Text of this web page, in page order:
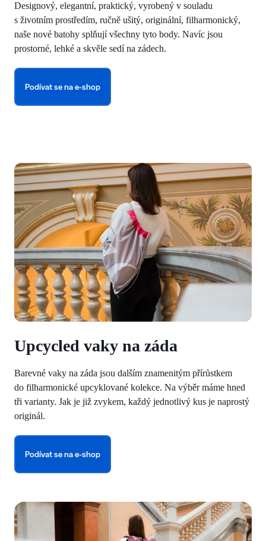
Designový, elegantní, praktický, vyrobený v souladu
s životním prostředím, ručně ušitý, originální, filharmonický,
naše nové batohy splňují všechny tyto body. Navíc jsou
prostorné, lehké a skvěle sedí na zádech.
Podívat se na e-shop
Upcycled vaky na záda
Barevné vaky na záda jsou dalším znamenitým přírůstkem
do filharmonické upcyklované kolekce. Na výběr máme hned
tři varianty. Jak je již zvykem, každý jednotlivý kus je naprostý
originál.
Podívat se na e-shop